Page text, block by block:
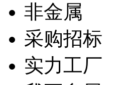
非金属
采购招标
实力工厂